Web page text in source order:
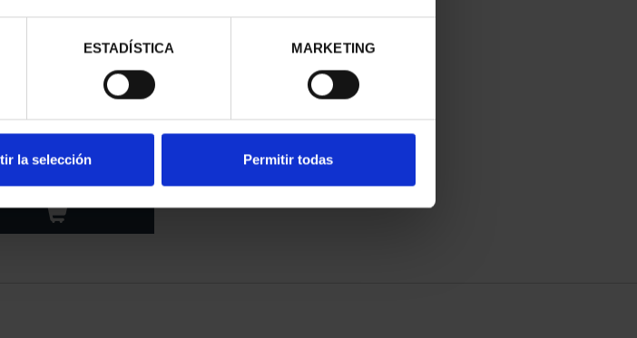
ESTADÍSTICA MARKETING
la selección Permitir todas
OF GOYA
(2021) 50 EURO S...
€610.00